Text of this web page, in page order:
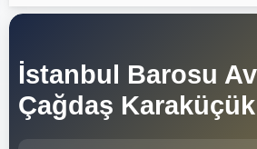
İstanbul Barosu
Çağdaş Karaküçük